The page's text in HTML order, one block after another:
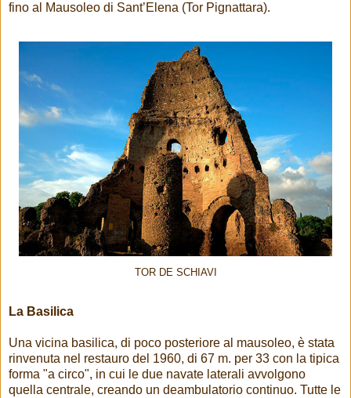
fino al Mausoleo di Sant’Elena (Tor Pignattara).
TOR DE SCHIAVI
La Basilica
Una vicina basilica, di poco posteriore al mausoleo, è stata
rinvenuta nel restauro del 1960, di 67 m. per 33 con la tipica
forma "a circo", in cui le due navate laterali avvolgono
quella centrale, creando un deambulatorio continuo. Tutte le